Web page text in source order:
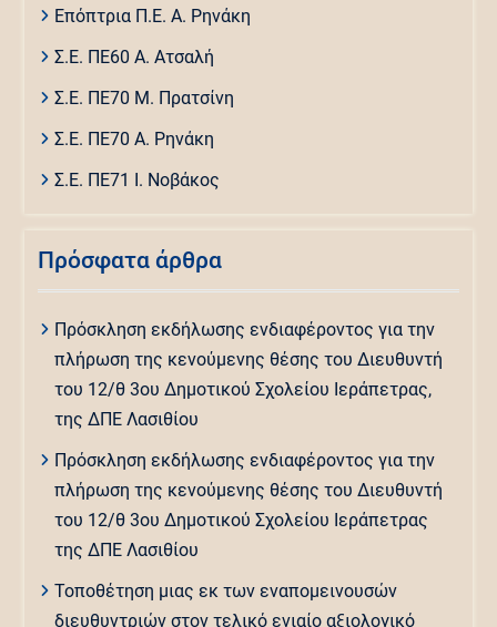
Επόπτρια Π.Ε. Α. Ρηνάκη
Σ.Ε. ΠΕ60 Α. Ατσαλή
Σ.Ε. ΠΕ70 Μ. Πρατσίνη
Σ.Ε. ΠΕ70 Α. Ρηνάκη
Σ.Ε. ΠΕ71 Ι. Νοβάκος
Πρόσφατα άρθρα
Πρόσκληση εκδήλωσης ενδιαφέροντος για την
πλήρωση της κενούμενης θέσης του Διευθυντή
του 12/θ 3ου Δημοτικού Σχολείου Ιεράπετρας,
της ΔΠΕ Λασιθίου
Πρόσκληση εκδήλωσης ενδιαφέροντος για την
πλήρωση της κενούμενης θέσης του Διευθυντή
του 12/θ 3ου Δημοτικού Σχολείου Ιεράπετρας
της ΔΠΕ Λασιθίου
Τοποθέτηση μιας εκ των εναπομεινουσών
διευθυντριών στον τελικό ενιαίο αξιολογικό